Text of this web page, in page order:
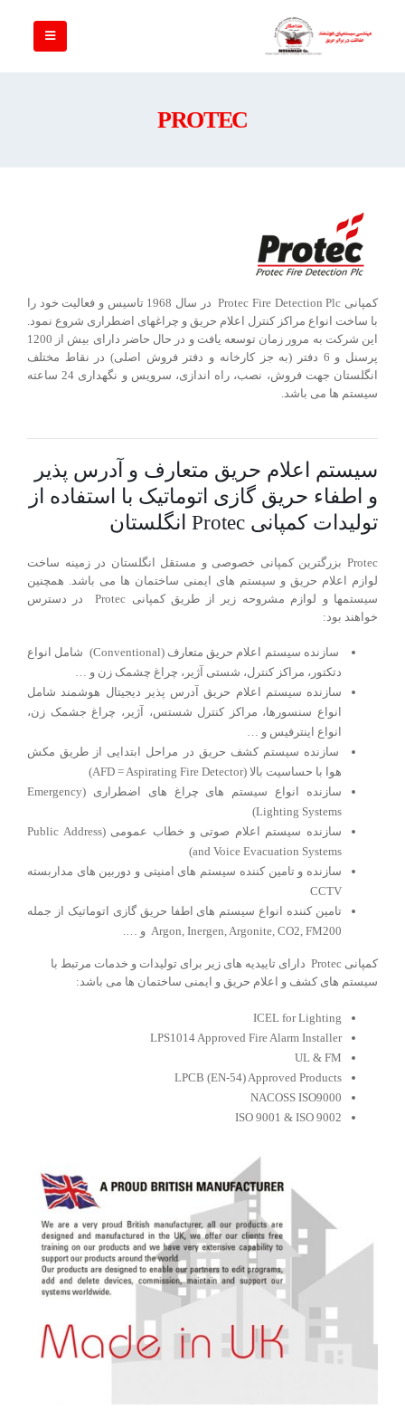
PROTEC
کمپانی Protec Fire Detection Plc در سال 1968 تاسیس و فعالیت خود را
با ساخت انواع مراکز کنترل اعلام حریق و چراغهای اضطراری شروع نمود.
این شرکت به مرور زمان توسعه یافت و در حال حاضر دارای بیش از 1200
پرسنل و 6 دفتر (به جز کارخانه و دفتر فروش اصلی) در نقاط مختلف
انگلستان جهت فروش، نصب، راه اندازی، سرویس و نگهداری 24 ساعته
سیستم ها می باشد.
سیستم اعلام حریق متعارف و آدرس پذیر
و اطفاء حریق گازی اتوماتیک با استفاده از
تولیدات کمپانی Protec انگلستان
Protec بزرگترین کمپانی خصوصی و مستقل انگلستان در زمینه ساخت
لوازم اعلام حریق و سیستم های ایمنی ساختمان ها می باشد. همچنین
سیستمها و لوازم مشروحه زیر از طریق کمپانی Protec در دسترس
خواهند بود:
سازنده سیستم اعلام حریق متعارف (Conventional) شامل انواع
دتکتور، مراکز کنترل، شستی آژیر، چراغ چشمک زن و …
سازنده سیستم اعلام حریق آدرس پذیر دیجیتال هوشمند شامل
انواع سنسورها، مراکز کنترل شستس، آژیر، چراغ جشمک زن،
انواع اینترفیس و …
سازنده سیستم کشف حریق در مراحل ابتدایی از طریق مکش
هوا با حساسیت بالا (AFD = Aspirating Fire Detector)
سازنده انواع سیستم های چراغ های اضطراری (Emergency
Lighting Systems)
سازنده سیستم اعلام صوتی و خطاب عمومی (Public Address
and Voice Evacuation Systems)
سازنده و تامین کننده سیستم های امنیتی و دوربین های مداربسته
CCTV
تامین کننده انواع سیستم های اطفا حریق گازی اتوماتیک از جمله
Argon, Inergen, Argonite, CO2, FM200 و ….
کمپانی Protec دارای تاییدیه های زیر برای تولیدات و خدمات مرتبط با
سیستم های کشف و اعلام حریق و ایمنی ساختمان ها می باشد:
ICEL for Lighting
LPS1014 Approved Fire Alarm Installer
UL & FM
LPCB (EN-54) Approved Products
NACOSS ISO9000
ISO 9001 & ISO 9002